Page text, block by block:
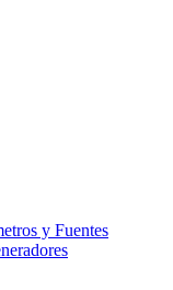
y Fuentes